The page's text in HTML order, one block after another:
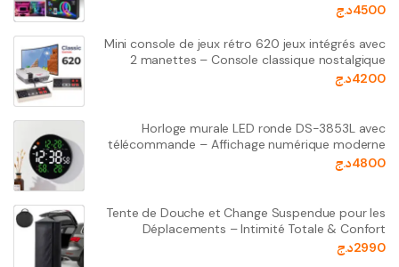
4500د.ج
Mini console de jeux rétro 620 jeux intégrés avec
2 manettes – Console classique nostalgique
4200د.ج
Horloge murale LED ronde DS-3853L avec
télécommande – Affichage numérique moderne
4800د.ج
Tente de Douche et Change Suspendue pour les
Déplacements – Intimité Totale & Confort
2990د.ج